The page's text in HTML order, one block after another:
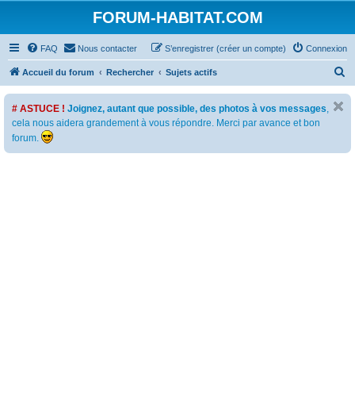
FORUM-HABITAT.COM
FAQ Nous contacter Connexion
S’enregistrer (créer un compte)
Accueil du forum Rechercher Sujets actifs
e
# ASTUCE ! Joignez, autant que possible, des photos à vos messages,
cela nous aidera grandement à vous répondre. Merci par avance et bon
forum.